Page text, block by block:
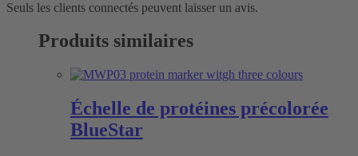
Seuls les clients connectés peuvent laisser un avis.
Produits similaires
Échelle de protéines précolorée
BlueStar